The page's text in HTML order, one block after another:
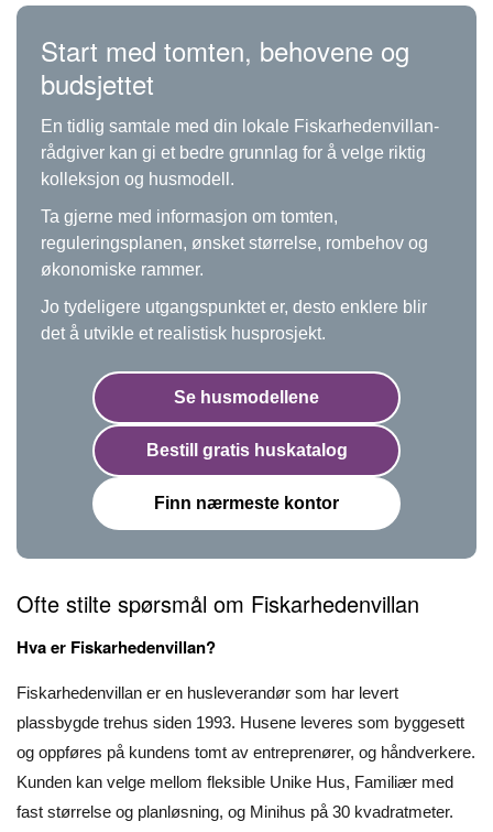
Start med tomten, behovene og
budsjettet
En tidlig samtale med din lokale Fiskarhedenvillan-
rådgiver kan gi et bedre grunnlag for å velge riktig
kolleksjon og husmodell.
Ta gjerne med informasjon om tomten,
reguleringsplanen, ønsket størrelse, rombehov og
økonomiske rammer.
Jo tydeligere utgangspunktet er, desto enklere blir
det å utvikle et realistisk husprosjekt.
Se husmodellene
Bestill gratis huskatalog
Finn nærmeste kontor
Ofte stilte spørsmål om Fiskarhedenvillan
Hva er Fiskarhedenvillan?
Fiskarhedenvillan er en husleverandør som har levert
plassbygde trehus siden 1993. Husene leveres som byggesett
og oppføres på kundens tomt av entreprenører, og håndverkere.
Kunden kan velge mellom fleksible Unike Hus, Familiær med
fast størrelse og planløsning, og Minihus på 30 kvadratmeter.